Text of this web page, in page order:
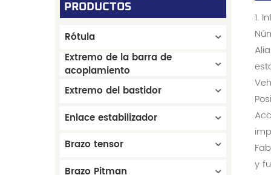
PRODUCTOS
Rótula
Extremo de la barra de
acoplamiento
Extremo del bastidor
Enlace estabilizador
Brazo tensor
Brazo Pitman
1.
y